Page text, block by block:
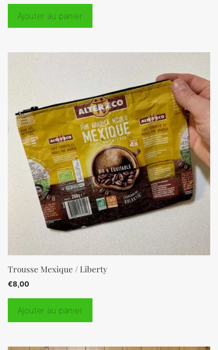
Ajouter au panier
Trousse Mexique / Liberty
€8,00
Ajouter au panier